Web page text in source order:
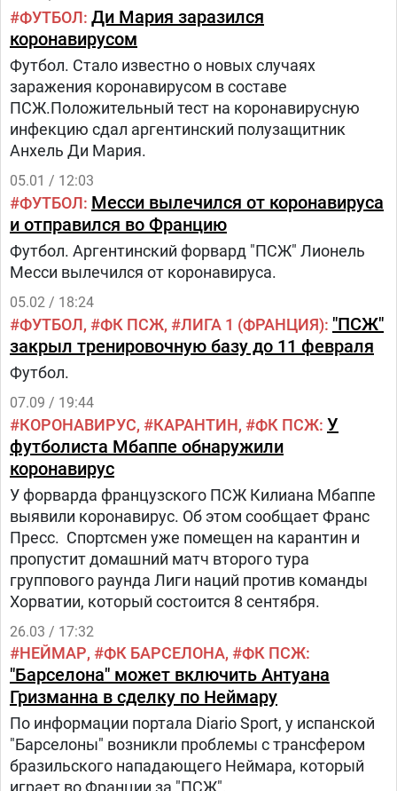
ФУТБОЛ Ди Мария заразился
коронавирусом
Футбол. Стало известно о новых случаях
заражения коронавирусом в составе
ПСЖ.Положительный тест на коронавирусную
инфекцию сдал аргентинский полузащитник
Анхель Ди Мария.
05.01 / 12:03
ФУТБОЛ Месси вылечился от коронавируса
и отправился во Францию
Футбол. Аргентинский форвард "ПСЖ" Лионель
Месси вылечился от коронавируса.
05.02 / 18:24
ФУТБОЛ ФК ПСЖ ЛИГА 1 (ФРАНЦИЯ) "ПСЖ"
закрыл тренировочную базу до 11 февраля
Футбол.
07.09 / 19:44
КОРОНАВИРУС КАРАНТИН ФК ПСЖ У
футболиста Мбаппе обнаружили
коронавирус
У форварда французского ПСЖ Килиана Мбаппе
выявили коронавирус. Об этом сообщает Франс
Пресс. Спортсмен уже помещен на карантин и
пропустит домашний матч второго тура
группового раунда Лиги наций против команды
Хорватии, который состоится 8 сентября.
26.03 / 17:32
НЕЙМАР ФК БАРСЕЛОНА ФК ПСЖ
"Барселона" может включить Антуана
Гризманна в сделку по Неймару
По информации портала Diario Sport, у испанской
"Барселоны" возникли проблемы с трансфером
бразильского нападающего Неймара, который
играет во Франции за "ПСЖ".